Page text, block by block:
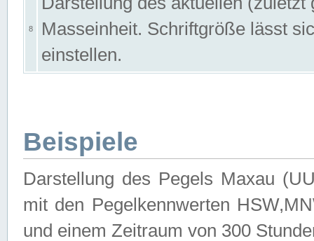
8
Masseinheit. Schriftgröße lässt
einstellen.
Beispiele
Darstellung des Pegels Maxau
mit den Pegelkennwerten
und einem Zeitraum von 300